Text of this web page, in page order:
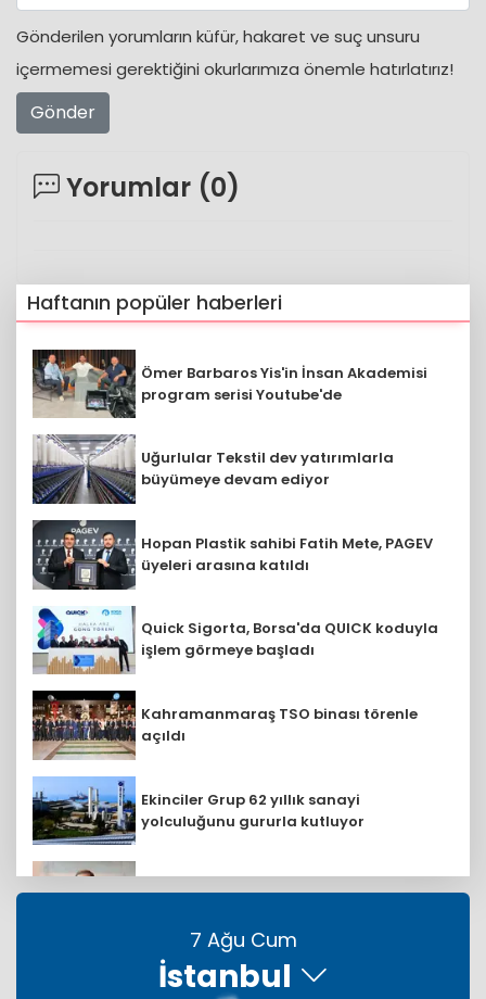
Gönderilen yorumların küfür, hakaret ve suç unsuru
içermemesi gerektiğini okurlarımıza önemle hatırlatırız!
Gönder
Yorumlar (0)
Haftanın popüler haberleri
Ömer Barbaros Yis'in İnsan Akademisi
program serisi Youtube'de
Uğurlular Tekstil dev yatırımlarla
büyümeye devam ediyor
Hopan Plastik sahibi Fatih Mete, PAGEV
üyeleri arasına katıldı
Quick Sigorta, Borsa'da QUICK koduyla
işlem görmeye başladı
Kahramanmaraş TSO binası törenle
açıldı
Ekinciler Grup 62 yıllık sanayi
yolculuğunu gururla kutluyor
E-Kolay İhracat Platformu E-KİP'e ödül
7 Ağu Cum
İstanbul